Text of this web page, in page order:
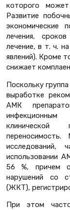
которого
Развитие
экономические
лечения,
лечение, в т. ч.
явлений). Кроме
снижает
Поскольку
выработке
АМК
клинической
исследований,
использовании
56 %, причем
нарушений со
(ЖКТ),
При этом